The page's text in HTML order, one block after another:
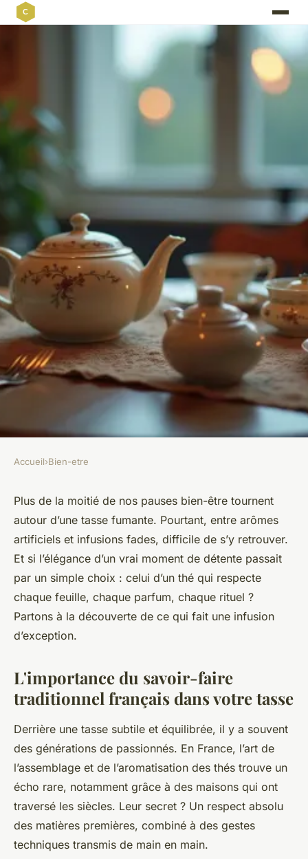
Pourquoi choisir compagnie &
co comme votre marque de thé
Castiel•24/06/2026 09:06 •10 min de lecture
Accueil›Bien-etre
Plus de la moitié de nos pauses bien-être tournent
autour d’une tasse fumante. Pourtant, entre arômes
artificiels et infusions fades, difficile de s’y retrouver.
Et si l’élégance d’un vrai moment de détente passait
par un simple choix : celui d’un thé qui respecte
chaque feuille, chaque parfum, chaque rituel ?
Partons à la découverte de ce qui fait une infusion
d’exception.
L'importance du savoir-faire
traditionnel français dans votre tasse
Derrière une tasse subtile et équilibrée, il y a souvent
des générations de passionnés. En France, l’art de
l’assemblage et de l’aromatisation des thés trouve un
écho rare, notamment grâce à des maisons qui ont
traversé les siècles. Leur secret ? Un respect absolu
des matières premières, combiné à des gestes
techniques transmis de main en main.